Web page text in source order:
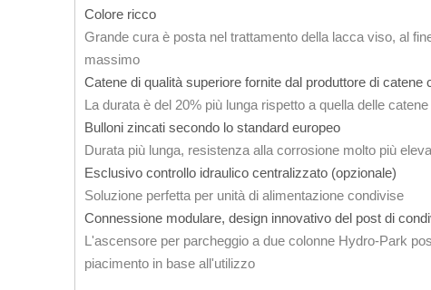
Colore ricco
Grande cura è posta nel trattamento della lacca viso, al
massimo
Catene di qualità superiore fornite dal produttore di catene
La durata è del 20% più lunga rispetto a quella delle
Bulloni zincati secondo lo standard europeo
Durata più lunga, resistenza alla corrosione molto più
Esclusivo controllo idraulico centralizzato (opzionale)
Soluzione perfetta per unità di alimentazione condivise
Connessione modulare, design innovativo del post di
L'ascensore per parcheggio a due colonne Hydro-Park
piacimento in base all'utilizzo